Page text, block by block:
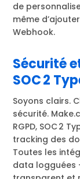
de
même
Webhook.
Sécurité
SOC 2
Soyons clairs.
sécurité.
RGPD, SOC 2
tracking des
Toutes les
data logguées